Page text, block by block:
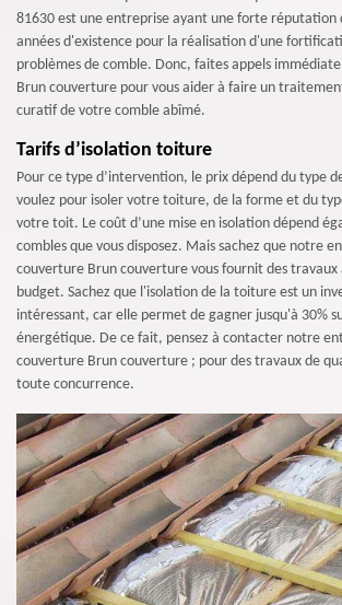
81630 est une entreprise ayant une forte réputation
années d'existence pour la réalisation d'une
problèmes de comble. Donc, faites appels
Brun couverture pour vous aider à faire un
curatif de votre comble abîmé.
Tarifs d’isolation toiture
Pour ce type d’intervention, le prix dépend du type
voulez pour isoler votre toiture, de la forme et du
votre toit. Le coût d’une mise en isolation dépend
combles que vous disposez. Mais sachez que notre
couverture Brun couverture vous fournit des travaux
budget. Sachez que l'isolation de la toiture est un
intéressant, car elle permet de gagner jusqu'à 30%
énergétique. De ce fait, pensez à contacter notre
couverture Brun couverture ; pour des travaux de
toute concurrence.